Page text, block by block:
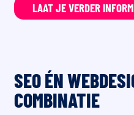
LAAT JE VERDER
SEO ÉN
COMBINATIE